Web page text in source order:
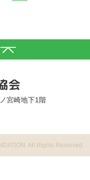
宮崎地下1階
All Rights Reserved.